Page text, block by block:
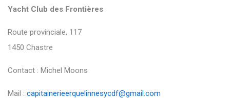
Yacht Club des Frontières
Route provinciale, 117
1450 Chastre
Contact : Michel Moons
Mail : capitainerieerquelinnesycdf@gmail.com